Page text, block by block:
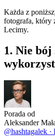
Każda z
fotografa, który
Lecimy.
1. Nie
Porada od
Aleksander
@hashtagalek ·